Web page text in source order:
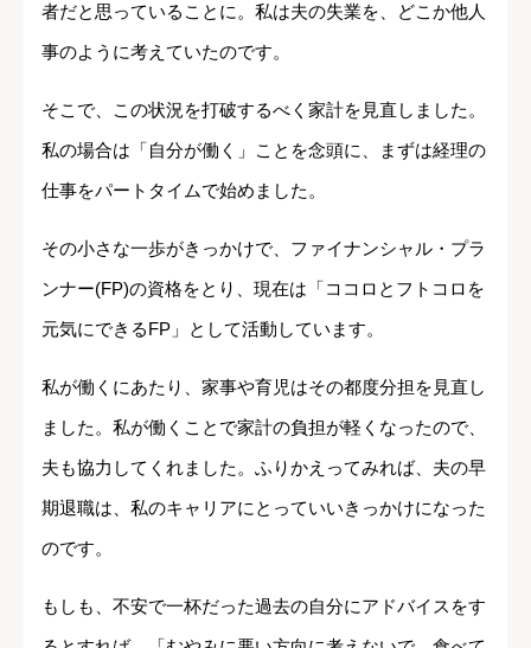
者だと思っていることに。私は夫の失業を、どこか他人
事のように考えていたのです。
そこで、この状況を打破するべく家計を見直しました。
私の場合は「自分が働く」ことを念頭に、まずは経理の
仕事をパートタイムで始めました。
その小さな一歩がきっかけで、ファイナンシャル・プラ
ンナー(FP)の資格をとり、現在は「ココロとフトコロを
元気にできるFP」として活動しています。
私が働くにあたり、家事や育児はその都度分担を見直し
ました。私が働くことで家計の負担が軽くなったので、
夫も協力してくれました。ふりかえってみれば、夫の早
期退職は、私のキャリアにとっていいきっかけになった
のです。
もしも、不安で一杯だった過去の自分にアドバイスをす